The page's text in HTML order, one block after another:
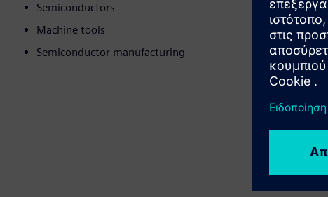
Semiconductors
Machine tools
Semiconductor manufacturing